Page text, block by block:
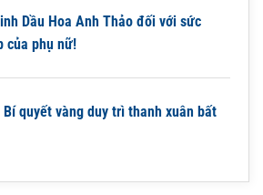
Dầu Hoa Anh Thảo đối với sức
của phụ nữ!
quyết vàng duy trì thanh xuân bất